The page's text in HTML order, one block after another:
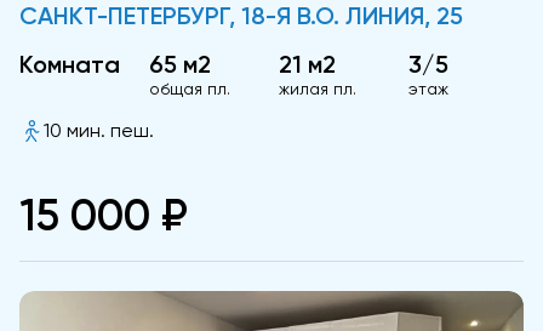
САНКТ-ПЕТЕРБУРГ, 18-Я В.О. ЛИНИЯ, 25
Комната
65 м2
общая пл.
21 м2
жилая пл.
3/5
этаж
10 мин. пеш.
15 000 ₽